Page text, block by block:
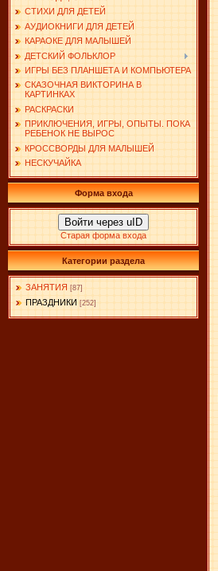
СТИХИ ДЛЯ ДЕТЕЙ
АУДИОКНИГИ ДЛЯ ДЕТЕЙ
КАРАОКЕ ДЛЯ МАЛЫШЕЙ
ДЕТСКИЙ ФОЛЬКЛОР
ИГРЫ БЕЗ ПЛАНШЕТА И КОМПЬЮТЕРА
СКАЗОЧНАЯ ВИКТОРИНА В
КАРТИНКАХ
РАСКРАСКИ
ПРИКЛЮЧЕНИЯ, ИГРЫ, ОПЫТЫ. ПОКА
РЕБЕНОК НЕ ВЫРОС
КРОССВОРДЫ ДЛЯ МАЛЫШЕЙ
НЕСКУЧАЙКА
Форма входа
Войти через uID
Старая форма входа
Категории раздела
ЗАНЯТИЯ [87]
ПРАЗДНИКИ [252]